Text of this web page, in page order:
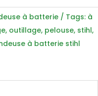
à batterie Tags: à
, outillage, pelouse, stihl,
à batterie stihl